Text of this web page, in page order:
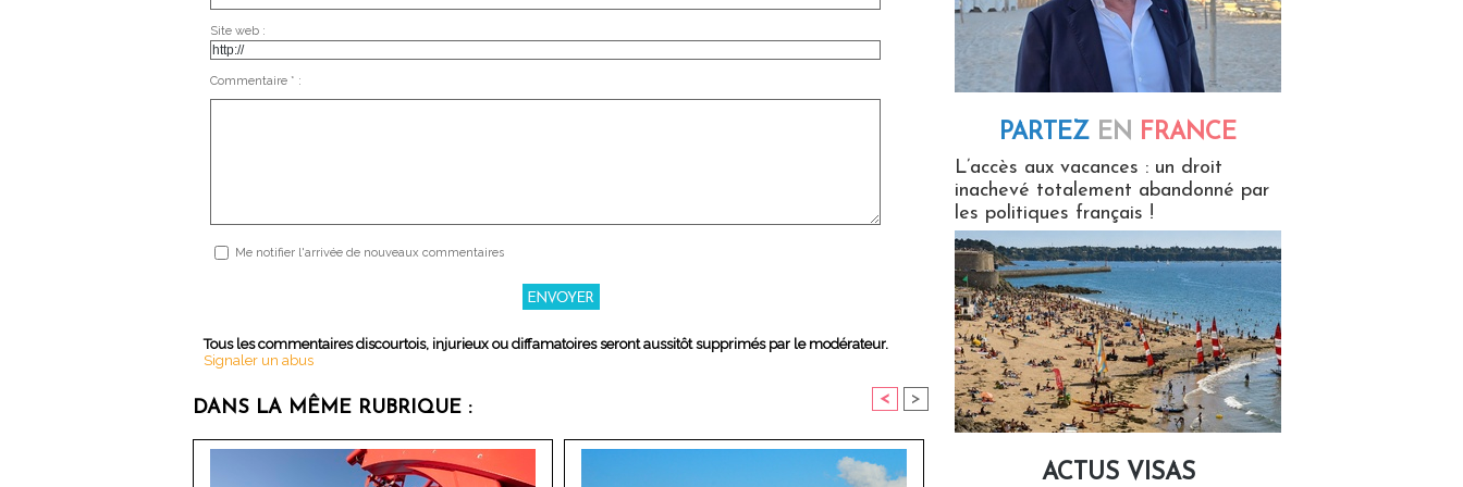
Site web :
Commentaire * :
Me notifier l'arrivée de nouveaux commentaires
Tous les commentaires discourtois, injurieux ou diffamatoires seront aussitôt supprimés par le modérateur.
Signaler un abus
DANS LA MÊME RUBRIQUE : < >
PARTEZ EN FRANCE
L’accès aux vacances : un droit
inachevé totalement abandonné par
les politiques français !
ACTUS VISAS